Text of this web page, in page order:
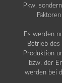
Pkw,
Es werden
Betrieb
Produktion
bzw. der
werden bei